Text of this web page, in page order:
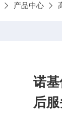
产品中心
诺
后